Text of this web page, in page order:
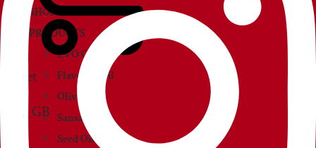
SHOP
PRODUCTS
EVO Oil
Flavored Oil
Olive Oil
Sansa Oil
Seed Oil
Basket